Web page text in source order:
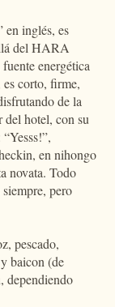
en inglés, es
del HARA
energética
corto, firme,
de la
del hotel, con su
en nihongo
novata. Todo
pero
pescado,
baicon (de
dependiendo